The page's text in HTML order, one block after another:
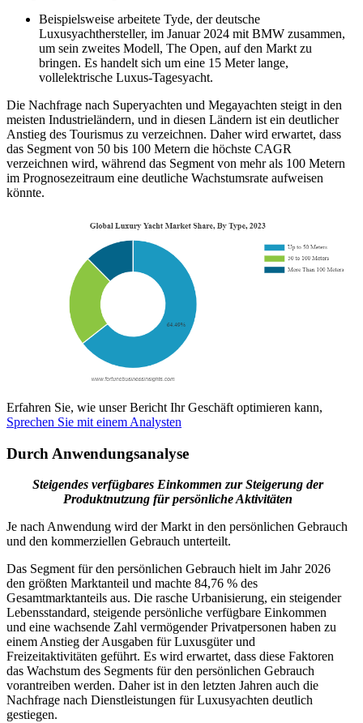
Beispielsweise arbeitete Tyde, der deutsche
Luxusyachthersteller, im Januar 2024 mit BMW zusammen,
um sein zweites Modell, The Open, auf den Markt zu
bringen. Es handelt sich um eine 15 Meter lange,
vollelektrische Luxus-Tagesyacht.
Die Nachfrage nach Superyachten und Megayachten steigt in den
meisten Industrieländern, und in diesen Ländern ist ein deutlicher
Anstieg des Tourismus zu verzeichnen. Daher wird erwartet, dass
das Segment von 50 bis 100 Metern die höchste CAGR
verzeichnen wird, während das Segment von mehr als 100 Metern
im Prognosezeitraum eine deutliche Wachstumsrate aufweisen
könnte.
Erfahren Sie, wie unser Bericht Ihr Geschäft optimieren kann,
Sprechen Sie mit einem Analysten
Durch Anwendungsanalyse
Steigendes verfügbares Einkommen zur Steigerung der
Produktnutzung für persönliche Aktivitäten
Je nach Anwendung wird der Markt in den persönlichen Gebrauch
und den kommerziellen Gebrauch unterteilt.
Das Segment für den persönlichen Gebrauch hielt im Jahr 2026
den größten Marktanteil und machte 84,76 % des
Gesamtmarktanteils aus. Die rasche Urbanisierung, ein steigender
Lebensstandard, steigende persönliche verfügbare Einkommen
und eine wachsende Zahl vermögender Privatpersonen haben zu
einem Anstieg der Ausgaben für Luxusgüter und
Freizeitaktivitäten geführt. Es wird erwartet, dass diese Faktoren
das Wachstum des Segments für den persönlichen Gebrauch
vorantreiben werden. Daher ist in den letzten Jahren auch die
Nachfrage nach Dienstleistungen für Luxusyachten deutlich
gestiegen.